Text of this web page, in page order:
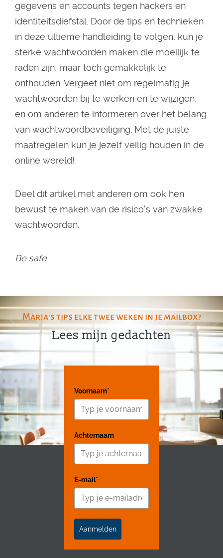
gegevens en accounts tegen hackers en
identiteitsdiefstal. Door de tips en technieken
in deze ultieme handleiding te volgen, kun je
sterke wachtwoorden maken die moeilijk te
raden zijn, maar toch gemakkelijk te
onthouden. Vergeet niet om regelmatig je
wachtwoorden bij te werken en te wijzigen,
en om anderen te informeren over het belang
van wachtwoordbeveiliging. Met de juiste
maatregelen kun je jezelf veilig houden in de
online wereld!
Deel dit artikel met anderen om ook hen
bewust te maken van de risico's van zwakke
wachtwoorden.
Be safe
Marja's tips elke twee weken in je mailbox?
Lees mijn gedachten
Voornaam*
Achternaam
E-mail*
Aanmelden